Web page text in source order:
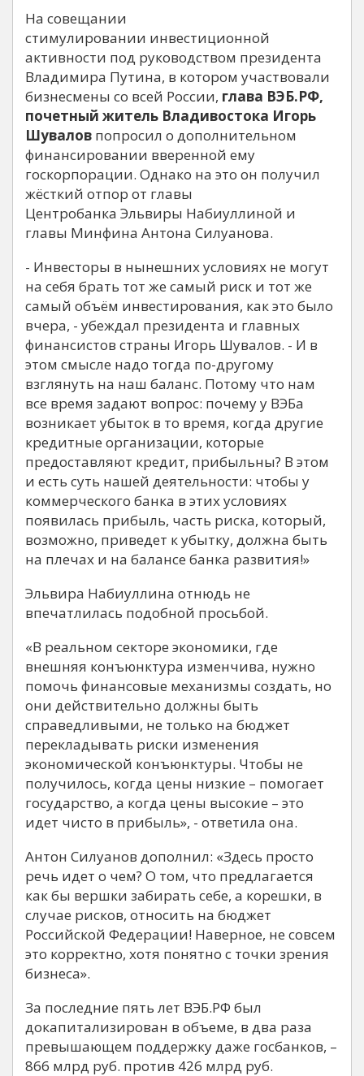
На совещании
стимулировании инвестиционной
активности под руководством президента
Владимира Путина, в котором участвовали
бизнесмены со всей России, глава ВЭБ.РФ,
почетный житель Владивостока Игорь
Шувалов попросил о дополнительном
финансировании вверенной ему
госкорпорации. Однако на это он получил
жёсткий отпор от главы
Центробанка Эльвиры Набиуллиной и
главы Минфина Антона Силуанова.
- Инвесторы в нынешних условиях не могут
на себя брать тот же самый риск и тот же
самый объём инвестирования, как это было
вчера, - убеждал президента и главных
финансистов страны Игорь Шувалов. - И в
этом смысле надо тогда по-другому
взглянуть на наш баланс. Потому что нам
все время задают вопрос: почему у ВЭБа
возникает убыток в то время, когда другие
кредитные организации, которые
предоставляют кредит, прибыльны? В этом
и есть суть нашей деятельности: чтобы у
коммерческого банка в этих условиях
появилась прибыль, часть риска, который,
возможно, приведет к убытку, должна быть
на плечах и на балансе банка развития!»
Эльвира Набиуллина отнюдь не
впечатлилась подобной просьбой.
«В реальном секторе экономики, где
внешняя конъюнктура изменчива, нужно
помочь финансовые механизмы создать, но
они действительно должны быть
справедливыми, не только на бюджет
перекладывать риски изменения
экономической конъюнктуры. Чтобы не
получилось, когда цены низкие – помогает
государство, а когда цены высокие – это
идет чисто в прибыль», - ответила она.
Антон Силуанов дополнил: «Здесь просто
речь идет о чем? О том, что предлагается
как бы вершки забирать себе, а корешки, в
случае рисков, относить на бюджет
Российской Федерации! Наверное, не совсем
это корректно, хотя понятно с точки зрения
бизнеса».
За последние пять лет ВЭБ.РФ был
докапитализирован в объеме, в два раза
превышающем поддержку даже госбанков, –
866 млрд руб. против 426 млрд руб.